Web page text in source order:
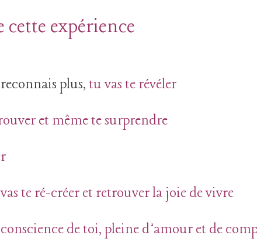
expérience
plus,tu vas te révéler
et même te surprendre
te ré-créer et retrouver la joie de vivre
de toi, pleine d’amour et de